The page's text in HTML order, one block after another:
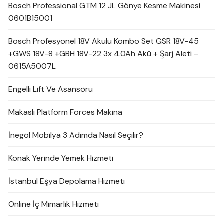
Bosch Professional GTM 12 JL Gönye Kesme Makinesi
0601B15001
Bosch Profesyonel 18V Akülü Kombo Set GSR 18V-45
+GWS 18V-8 +GBH 18V-22 3x 4.0Ah Akü + Şarj Aleti –
0615A5007L
Engelli Lift Ve Asansörü
Makaslı Platform Forces Makina
İnegöl Mobilya 3 Adımda Nasıl Seçilir?
Konak Yerinde Yemek Hizmeti
İstanbul Eşya Depolama Hizmeti
Online İç Mimarlık Hizmeti